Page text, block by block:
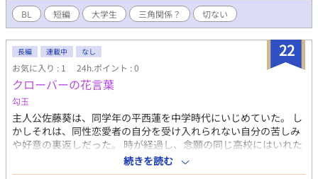
い世界での三角関係の話。 ※書きたいシーンを書いているので、
妄想補完が必要かもしれません。。
BL 短編 大学生 三角関係？ 切ない
22
長編 連載中 なし
お気に入り : 1 24h.ポイント : 0
クローバーの花言葉
勾玉
主人公佐藤葵は、同学年の平西蓮を中学時代にいじめていた。 し
かしそれは、同性恋愛者の自分を受け入れられない自分の苦しみ
や好意の裏返しだった。 時が経過し、念願の同じ高校にはいれた
自分を受け入れ、過去を反省し蓮に告白を決意する。 が、拒絶を
されー 二人の男子高校生の想いが絡まるストーリです。 是非ご閲
続きを読む